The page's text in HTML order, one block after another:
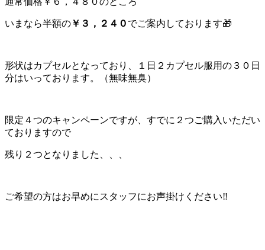
いまなら半額の￥３，２４０ でご案内しております🎁
形状はカプセルとなっており、１日２カプセル服用の３０日
分はいっております。（無味無臭）
限定４つのキャンペーンですが、すでに２つご購入いただい
ておりますので
残り２つとなりました、、、
ご希望の方はお早めにスタッフにお声掛けください‼️